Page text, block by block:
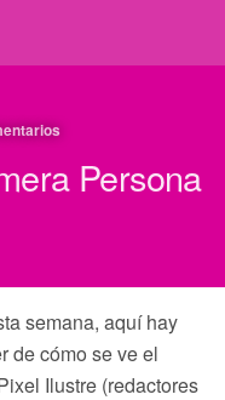
Persona
semana, aquí hay
de cómo se ve el
Ilustre (redactores